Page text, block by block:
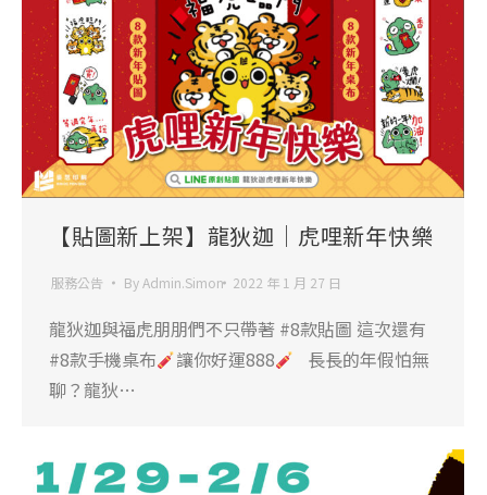
【貼圖新上架】龍狄迦｜虎哩新年快樂
服務公告 ByAdmin.Simon 2022 年 1 月 27 日
龍狄迦與福虎朋朋們不只帶著 #8款貼圖 這次還有
#8款手機桌布
讓你好運888
長長的年假怕無
聊？龍狄…